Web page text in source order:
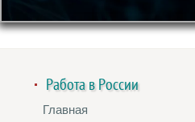
Работа в России
Главная